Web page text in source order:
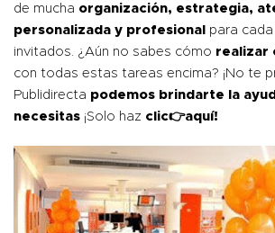
de mucha organización, estrategia,
personalizada y profesional para
invitados. ¿Aún no sabes cómo realizar
con todas estas tareas encima? ¡No te
Publidirecta podemos brindarte la
necesitas ¡Solo haz clic👉aquí!